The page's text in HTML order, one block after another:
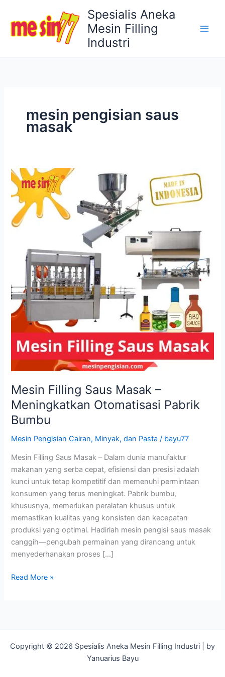
konten
Spesialis Aneka
Mesin Filling
Industri
mesin pengisian saus
masak
Mesin Filling Saus Masak –
Meningkatkan Otomatisasi Pabrik
Bumbu
Mesin Pengisian Cairan, Minyak, dan Pasta / bayu77
Mesin Filling Saus Masak – Dalam dunia manufaktur
makanan yang serba cepat, efisiensi dan presisi adalah
kunci untuk tetap kompetitif dan memenuhi permintaan
konsumen yang terus meningkat. Pabrik bumbu,
khususnya, memerlukan peralatan khusus untuk
memastikan kualitas yang konsisten dan kecepatan
produksi yang optimal. Hadirlah mesin pengisi saus masak
canggih—pengubah permainan yang dirancang untuk
menyederhanakan proses […]
Mesin
Otomatisasi
Read More »
Copyright © 2026 Spesialis Aneka Mesin Filling Industri | by
Yanuarius Bayu